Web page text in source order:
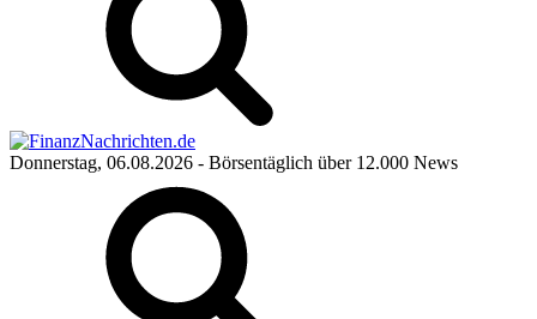
Donnerstag, 06.08.2026 - Börsentäglich über 12.000 News